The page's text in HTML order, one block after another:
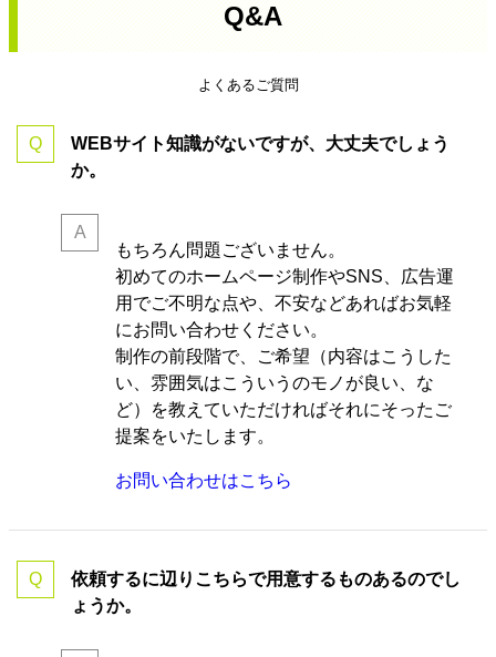
Q&A
よくあるご質問
WEBサイト知識がないですが、大丈夫でしょう
か。
もちろん問題ございません。
初めてのホームページ制作やSNS、広告運
用でご不明な点や、不安などあればお気軽
にお問い合わせください。
制作の前段階で、ご希望（内容はこうした
い、雰囲気はこういうのモノが良い、な
ど）を教えていただければそれにそったご
提案をいたします。
お問い合わせはこちら
依頼するに辺りこちらで用意するものあるのでし
ょうか。